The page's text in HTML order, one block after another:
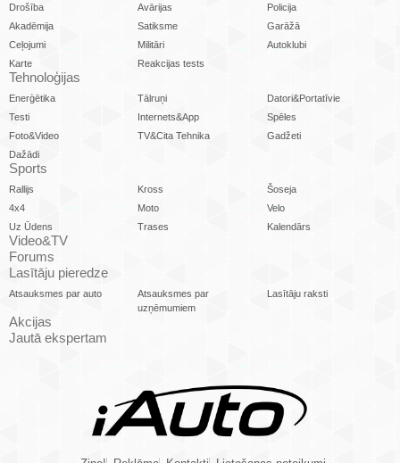
Drošība Avārijas
Policija
Akadēmija
Satiksme
Garāžā
Ceļojumi
Militāri
Autoklubi
Karte
Reakcijas tests
Tehnoloģijas
Enerģētika Tālruņi
Datori&Portatīvie
Testi
Internets&App
Spēles
Foto&Video
TV&Cita Tehnika
Gadžeti
Dažādi
Sports
Rallijs Kross
Šoseja
4x4
Moto
Velo
Uz Ūdens
Trases Kalendārs
Video&TV
Forums
Lasītāju pieredze
Atsauksmes par auto
Atsauksmes par
uzņēmumiem
Lasītāju raksti
Akcijas
Jautā ekspertam